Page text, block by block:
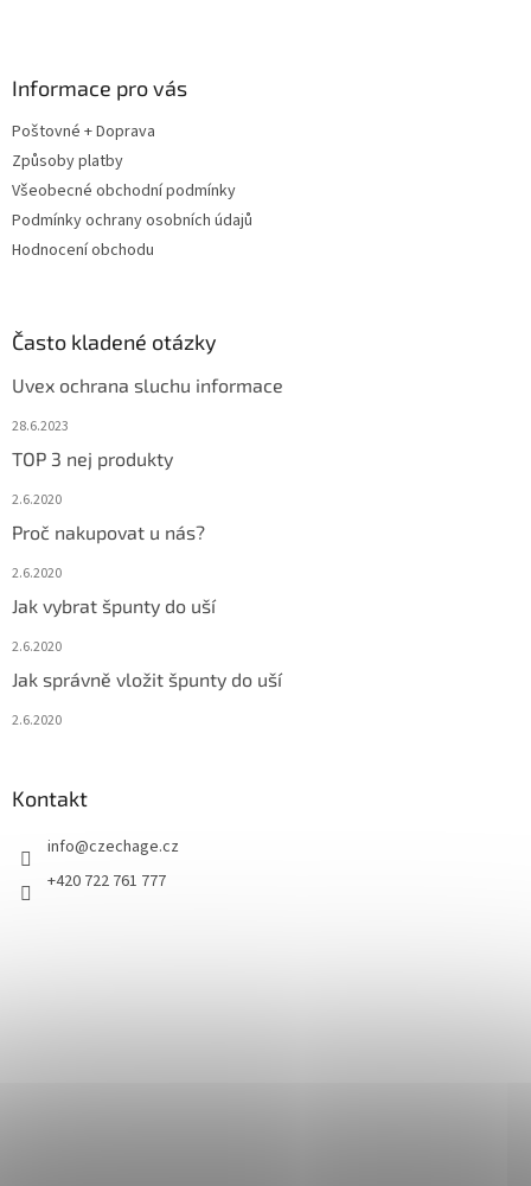
Informace pro vás
Poštovné + Doprava
Způsoby platby
Všeobecné obchodní podmínky
Podmínky ochrany osobních údajů
Hodnocení obchodu
Často kladené otázky
Uvex ochrana sluchu informace
28.6.2023
TOP 3 nej produkty
2.6.2020
Proč nakupovat u nás?
2.6.2020
Jak vybrat špunty do uší
2.6.2020
Jak správně vložit špunty do uší
2.6.2020
Kontakt
info@czechage.cz
+420 722 761 777